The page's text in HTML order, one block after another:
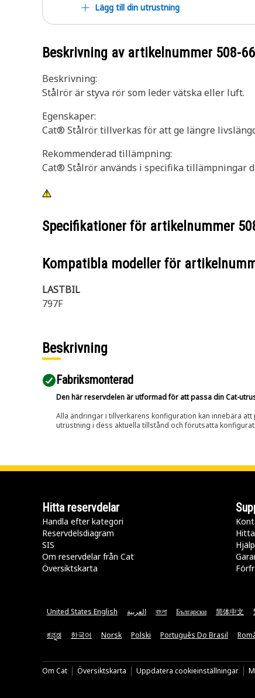
Lägg till din utrustning
Beskrivning av artikelnummer 508-
Beskrivning:
Stålrör är styva rör som leder vätska eller luft.
Egenskaper:
Cat® Stålrör tillverkas för att ge längre
Rekommenderad tillämpning:
Cat® Stålrör används i specifika tillämpningar
Specifikationer för artikelnummer
Kompatibla modeller för
LASTBIL
797F
Beskrivning
Fabriksmonterad
Den här reservdelen är utformad för att passa din Cat-
Alla ändringar i tillverkarens konfiguration kan innebära
utrustning i dess aktuella tillstånd och förutsatta
Hitta reservdelar
Handla efter kategori
Reservdelsdiagram
SIS
Om reservdelar från Cat
Översiktskarta
United States English العربية বাংলা Български 简体中文
ಕನ್ನಡ 한국어 Norsk Polski Português Do Brasil
Om Cat Översiktskarta Uppdatera cookieinställningar